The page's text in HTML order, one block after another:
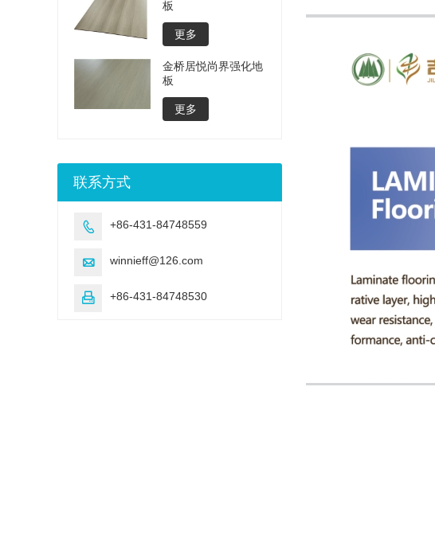
板
更多
金桥居悦尚界强化地
板
更多
联系方式
 +86-431-84748559
 winnieff@126.com
 +86-431-84748530